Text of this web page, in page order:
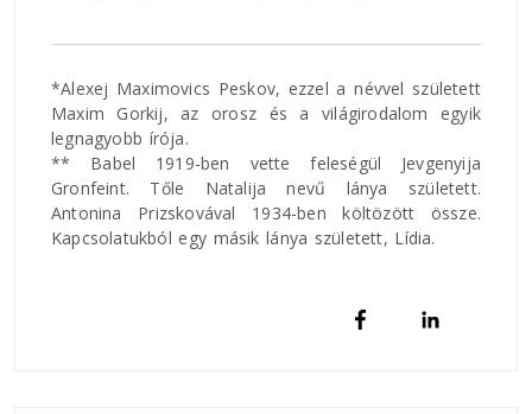
*Alexej Maximovics Peskov, ezzel a névvel született
Maxim Gorkij, az orosz és a világirodalom egyik
legnagyobb írója.
** Babel 1919-ben vette feleségül Jevgenyija
Gronfeint. Tőle Natalija nevű lánya született.
Antonina Prizskovával 1934-ben költözött össze.
Kapcsolatukból egy másik lánya született, Lídia.